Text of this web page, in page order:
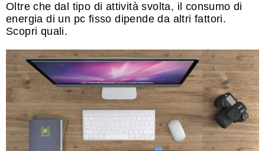
Oltre che dal tipo di attività svolta, il consumo di
energia di un pc fisso dipende da altri fattori.
Scopri quali.